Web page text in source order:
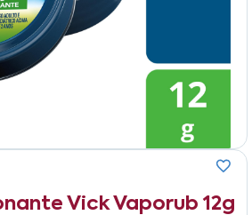
Vick Vaporub 12g